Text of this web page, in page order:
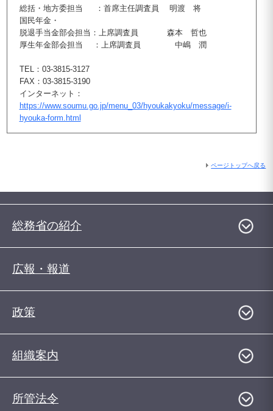
総括・地方委担当 ：首席主任調査員 明渡 将
国民年金・
脱退手当金部会担当：上席調査員 森本 哲也
厚生年金部会担当 ：上席調査員 中嶋 潤
TEL：03-3815-3127
FAX：03-3815-3190
インターネット：
https://www.soumu.go.jp/menu_03/hyoukakyoku/message/i-
hyouka-form.html
ページトップへ戻る
総務省の紹介
広報・報道
政策
組織案内
所管法令